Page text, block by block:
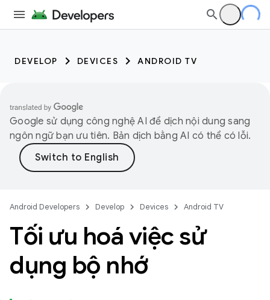
DEVELOP DEVICES ANDROID TV
Google sử dụng công nghệ AI để dịch nội dung sang
ngôn ngữ bạn ưu tiên. Bản dịch bằng AI có thể có lỗi.
Android Developers Develop Devices Android TV
Tối ưu hoá việc sử
dụng bộ nhớ